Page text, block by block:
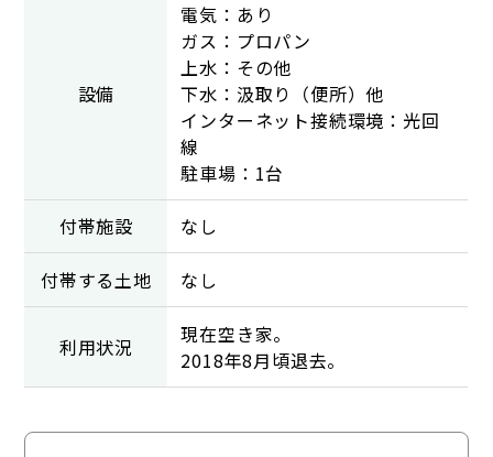
設備
電気：あり
ガス：プロパン
上水：その他
下水：汲取り（便所）他
インターネット接続環境：光回
線
駐車場：1台
付帯施設
なし
付帯する土地 なし
利用状況
現在空き家。
2018年8月頃退去。